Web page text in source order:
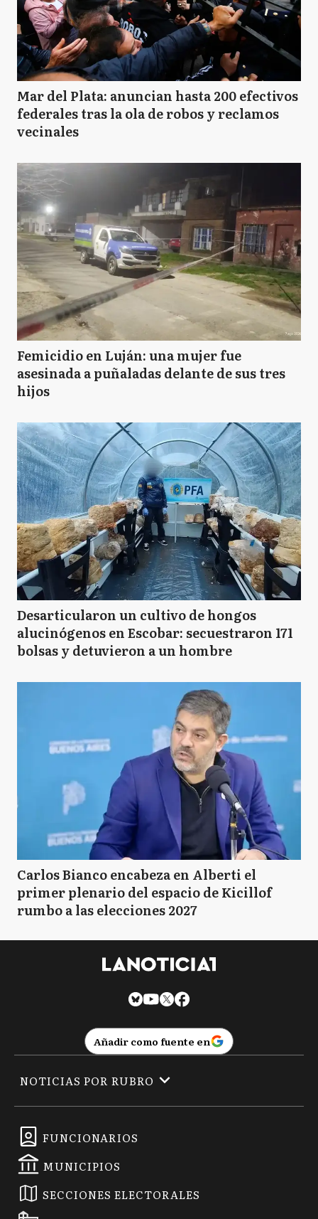
Mar del Plata: anuncian hasta 200 efectivos
federales tras la ola de robos y reclamos
vecinales
Femicidio en Luján: una mujer fue
asesinada a puñaladas delante de sus tres
hijos
Desarticularon un cultivo de hongos
alucinógenos en Escobar: secuestraron 171
bolsas y detuvieron a un hombre
Carlos Bianco encabeza en Alberti el
primer plenario del espacio de Kicillof
rumbo a las elecciones 2027
Añadir como fuente en
FUNCIONARIOS
MUNICIPIOS
SECCIONES ELECTORALES
NOTICIAS POR RUBRO